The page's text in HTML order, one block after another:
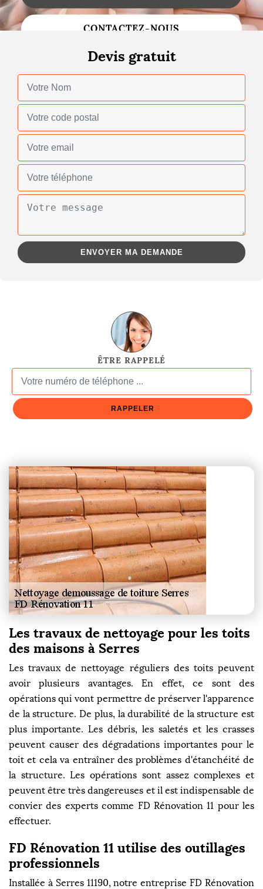
Changement de toiture
Gouttières
Réparation de toiture
CONTACTEZ-NOUS
Devis gratuit
ÊTRE RAPPELÉ
Les travaux de nettoyage pour les toits
des maisons à Serres
Les travaux de nettoyage réguliers des toits peuvent
avoir plusieurs avantages. En effet, ce sont des
opérations qui vont permettre de préserver l'apparence
de la structure. De plus, la durabilité de la structure est
plus importante. Les débris, les saletés et les crasses
peuvent causer des dégradations importantes pour le
toit et cela va entraîner des problèmes d'étanchéité de
la structure. Les opérations sont assez complexes et
peuvent être très dangereuses et il est indispensable de
convier des experts comme FD Rénovation 11 pour les
effectuer.
FD Rénovation 11 utilise des outillages
professionnels
Installée à Serres 11190, notre entreprise FD Rénovation